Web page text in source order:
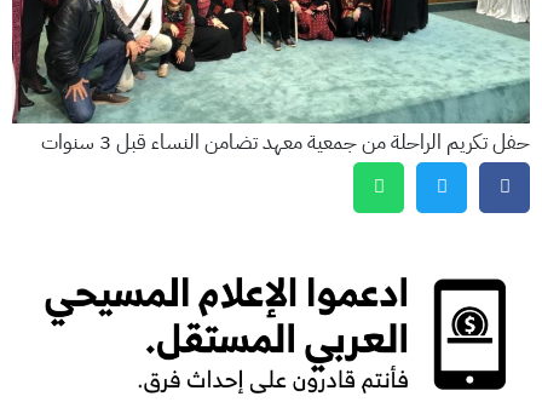
حفل تكريم الراحلة من جمعية معهد تضامن النساء قبل 3 سنوات